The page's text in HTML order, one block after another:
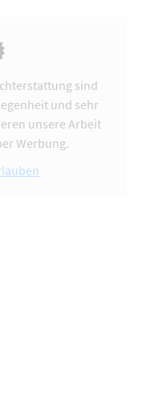
sind
und sehr
unsere Arbeit
Werbung.